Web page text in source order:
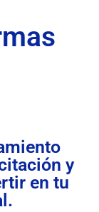
y
en tu